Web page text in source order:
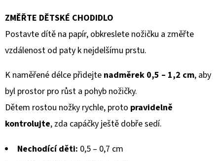
ZMĚŘTE DĚTSKÉ CHODIDLO
Postavte dítě na papír, obkreslete nožičku a změřte
vzdálenost od paty k nejdelšímu prstu.
K naměřené délce přidejte nadměrek 0,5 – 1,2 cm, aby
byl prostor pro růst a pohyb nožičky.
Dětem rostou nožky rychle, proto pravidelně
kontrolujte, zda capáčky ještě dobře sedí.
Nechodící děti: 0,5 – 0,7 cm